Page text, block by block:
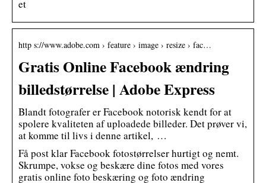
et
http s://www.adobe.com › feature › image › resize › fac…
Gratis Online Facebook ændring
billedstørrelse | Adobe Express
Blandt fotografer er Facebook notorisk kendt for at
spolere kvaliteten af uploadede billeder. Det prøver vi,
at komme til livs i denne artikel, …
Få post klar Facebook fotostørrelser hurtigt og nemt.
Skrumpe, vokse og beskære dine fotos med vores
gratis online foto beskæring og foto ændring